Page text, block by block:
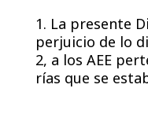
1. La presente
perjuicio de lo
2, a los AEE
rías que se